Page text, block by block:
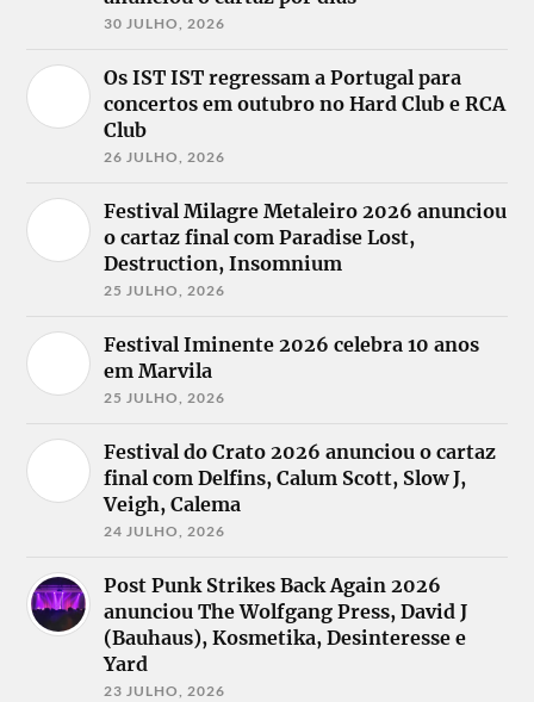
30 JULHO, 2026
Os IST IST regressam a Portugal para
concertos em outubro no Hard Club e RCA
Club
26 JULHO, 2026
Festival Milagre Metaleiro 2026 anunciou
o cartaz final com Paradise Lost,
Destruction, Insomnium
25 JULHO, 2026
Festival Iminente 2026 celebra 10 anos
em Marvila
25 JULHO, 2026
Festival do Crato 2026 anunciou o cartaz
final com Delfins, Calum Scott, Slow J,
Veigh, Calema
24 JULHO, 2026
Post Punk Strikes Back Again 2026
anunciou The Wolfgang Press, David J
(Bauhaus), Kosmetika, Desinteresse e
Yard
23 JULHO, 2026